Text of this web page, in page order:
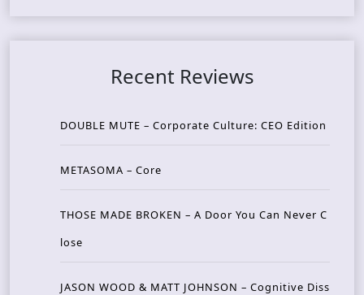
Recent Reviews
DOUBLE MUTE – Corporate Culture: CEO Edition
METASOMA – Core
THOSE MADE BROKEN – A Door You Can Never C
lose
JASON WOOD & MATT JOHNSON – Cognitive Diss